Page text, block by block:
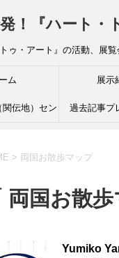
！『ハート・
トゥ・アート』の活動、展
ム 展示
関伝地）セン 過去記事プ
> 両国お散歩マップ
両国お散
Yumiko